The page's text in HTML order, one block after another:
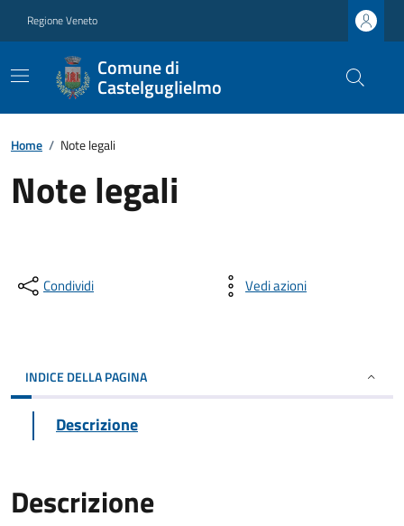
Regione Veneto
Comune di
Castelguglielmo
Home / Note legali
Note legali
Condividi Vedi azioni
INDICE DELLA PAGINA
Descrizione
Descrizione